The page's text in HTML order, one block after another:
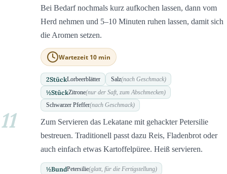
Bei Bedarf nochmals kurz aufkochen lassen, dann vom
Herd nehmen und 5–10 Minuten ruhen lassen, damit sich
die Aromen setzen.
Wartezeit 10 min
2StückLorbeerblätter Salz(nach Geschmack)
½StückZitrone(nur der Saft, zum Abschmecken)
Schwarzer Pfeffer(nach Geschmack)
11
Zum Servieren das Lekatane mit gehackter Petersilie
bestreuen. Traditionell passt dazu Reis, Fladenbrot oder
auch einfach etwas Kartoffelpüree. Heiß servieren.
½BundPetersilie(glatt, für die Fertigstellung)